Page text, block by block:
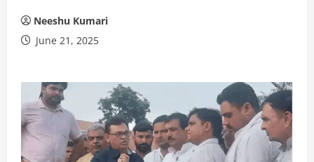
Neeshu Kumari
June 21, 2025